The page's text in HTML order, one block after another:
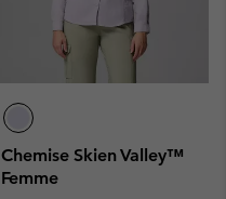
Chemise Skien Valley™
Femme